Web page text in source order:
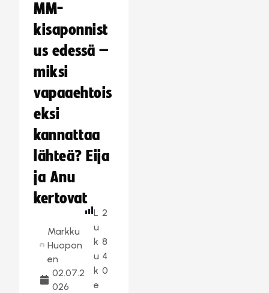
MM-
kisaponnist
us edessä –
miksi
vapaaehtois
eksi
kannattaa
lähteä? Eija
ja Anu
kertovat
Markku
Huopon
en
02.07.2
026
L
u
k
u
k
e
2
8
4
0